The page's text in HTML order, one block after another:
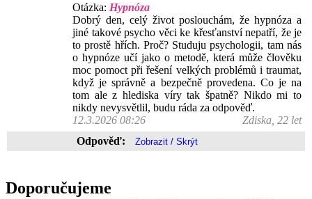
Otázka: Hypnóza
Dobrý den, celý život poslouchám, že hypnóza a
jiné takové psycho věci ke křesťanství nepatří, že je
to prostě hřích. Proč? Studuju psychologii, tam nás
o hypnóze učí jako o metodě, která může člověku
moc pomoct při řešení velkých problémů i traumat,
když je správně a bezpečně provedena. Co je na
tom ale z hlediska víry tak špatně? Nikdo mi to
nikdy nevysvětlil, budu ráda za odpověď.
12.3.2026 08:26
Zdiska, 22 let
Odpověď:
Doporučujeme